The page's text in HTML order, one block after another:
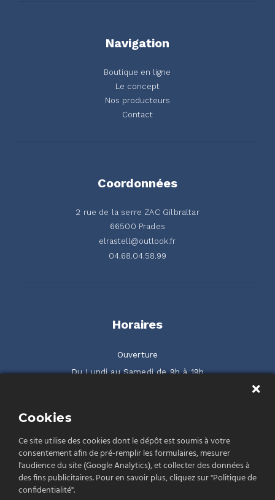
Navigation
Boutique en ligne
Le concept
Nos producteurs
Contact
Coordonnées
2 rue de la serre ZAC Gilbraltar
66500 Prades
elrastell@outlook.fr
04.68.04.58.99
Horaires
Ouverture
Du Lundi au Samedi de 9h à 19h
Cookies
Ce site utilise des cookies dont le dépôt est soumis à votre
consentement afin de pré-remplir les formulaires, mesurer
l'audience du site (Google Analytics), et collecter des données à
des fins publicitaires. Pour en savoir plus, cliquez sur "Politique de
confidentialité".